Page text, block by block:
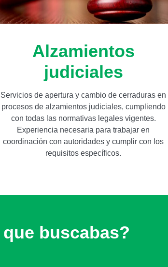
Alzamientos
judiciales
Servicios de apertura y cambio de cerraduras en
procesos de alzamientos judiciales, cumpliendo
con todas las normativas legales vigentes.
Experiencia necesaria para trabajar en
coordinación con autoridades y cumplir con los
requisitos específicos.
buscabas?